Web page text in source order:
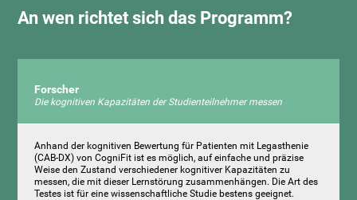
An wen richtet sich das Programm?
Forscher
Die kognitiven Kapazitäten der Studienteilnehmer messen
Anhand der kognitiven Bewertung für Patienten mit Legasthenie
(CAB-DX) von CogniFit ist es möglich, auf einfache und präzise
Weise den Zustand verschiedener kognitiver Kapazitäten zu
messen, die mit dieser Lernstörung zusammenhängen. Die Art des
Testes ist für eine wissenschaftliche Studie bestens geeignet.